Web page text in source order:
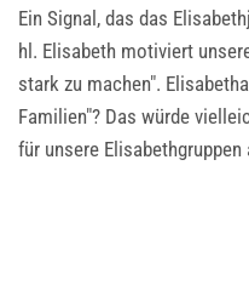
Ein Signal, das das
hl. Elisabeth motiviert
stark zu machen".
Familien"? Das würde
für unsere Elisabethgruppen